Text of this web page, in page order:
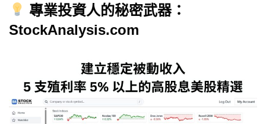
專業投資人的秘密武器：
StockAnalysis.com